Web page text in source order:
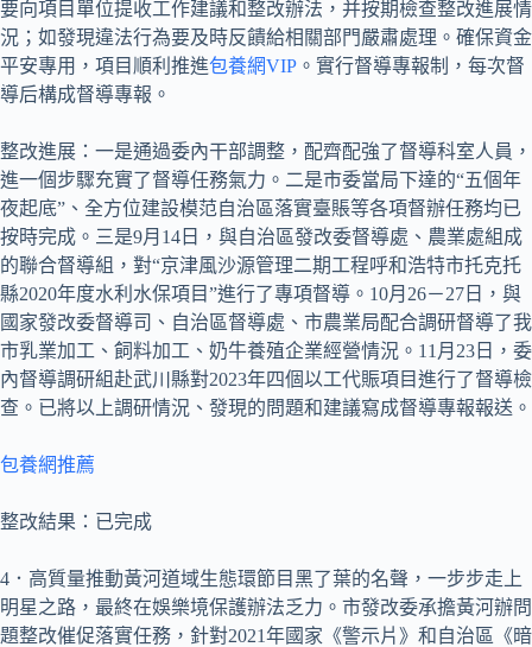
要向項目單位提收工作建議和整改辦法，并按期檢查整改進展情
況；如發現違法行為要及時反饋給相關部門嚴肅處理。確保資金
平安專用，項目順利推進包養網VIP 。實行督導專報制，每次督
導后構成督導專報。
整改進展：一是通過委內干部調整，配齊配強了督導科室人員，
進一個步驟充實了督導任務氣力。二是市委當局下達的“五個年
夜起底”、全方位建設模范自治區落實臺賬等各項督辦任務均已
按時完成。三是9月14日，與自治區發改委督導處、農業處組成
的聯合督導組，對“京津風沙源管理二期工程呼和浩特市托克托
縣2020年度水利水保項目”進行了專項督導。10月26－27日，與
國家發改委督導司、自治區督導處、市農業局配合調研督導了我
市乳業加工、飼料加工、奶牛養殖企業經營情況。11月23日，委
內督導調研組赴武川縣對2023年四個以工代賑項目進行了督導檢
查。已將以上調研情況、發現的問題和建議寫成督導專報報送。
包養網推薦
整改結果：已完成
4．高質量推動黃河道域生態環節目黑了葉的名聲，一步步走上
明星之路，最終在娛樂境保護辦法乏力。市發改委承擔黃河辦問
題整改催促落實任務，針對2021年國家《警示片》和自治區《暗